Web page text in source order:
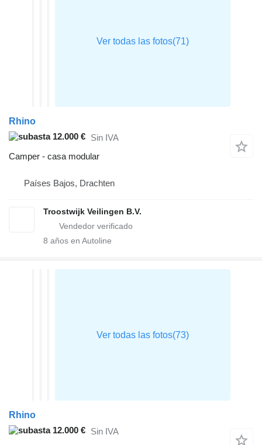
Rhino
12.000 € Sin IVA
Camper - casa modular
Países Bajos, Drachten
Troostwijk Veilingen B.V.
8 años en Autoline
Rhino
12.000 € Sin IVA